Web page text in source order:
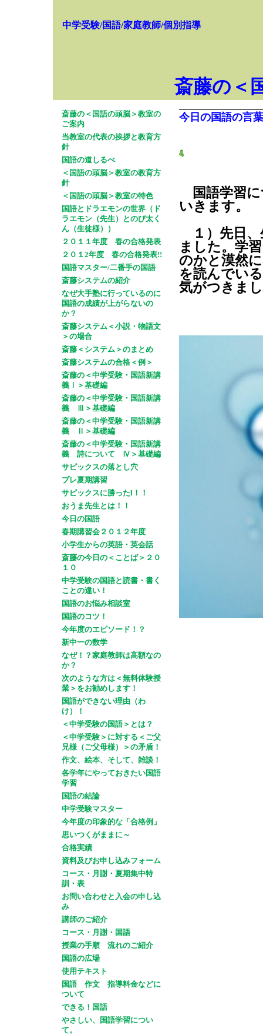
中学受験/国語/家庭教師/個別指導
斎藤の＜
斎藤の＜国語の頭脳＞教室の
ご案内
当教室の代表の挨拶と教育方
針
国語の道しるべ
＜国語の頭脳＞教室の教育方
針
＜国語の頭脳＞教室の特色
国語とドラエモンの世界（ド
ラエモン（先生）とのび太く
ん（生徒様））
２０１１年度 春の合格発表
２０１2年度 春の合格発表!!
国語マスター/二番手の国語
斎藤システムの紹介
なぜ大手塾に行っているのに
国語の成績が上がらないの
か？
斎藤システム＜小説・物語文
＞の場合
斎藤＜システム＞のまとめ
斎藤システムの合格＜例＞
斎藤の＜中学受験・国語新講
義Ⅰ＞基礎編
斎藤の＜中学受験・国語新講
義 Ⅲ＞基礎編
斎藤の＜中学受験・国語新講
義 Ⅱ＞基礎編
斎藤の＜中学受験・国語新講
義 詩について Ⅳ＞基礎編
サピックスの落とし穴
プレ夏期講習
サピックスに勝ったl！！
おうま先生とは！！
今日の国語
春期講習会２０１２年度
小学生からの英語・英会話
斎藤の今日の＜ことば＞２０
１０
中学受験の国語と読書・書く
ことの違い！
国語のお悩み相談室
国語のコツ！
今年度のエピソード！？
新中一の数学
なぜ！？家庭教師は高額なの
か？
次のような方は＜無料体験授
業＞をお勧めします！
国語ができない理由（わ
け）！
＜中学受験の国語＞とは？
＜中学受験＞に対する＜ご父
兄様（ご父母様）＞の矛盾！
作文、絵本、そして、雑談！
各学年にやっておきたい国語
学習
国語の結論
中学受験マスター
今年度の印象的な「合格例」
思いつくがままに～
合格実績
資料及びお申し込みフォーム
コース・月謝・夏期集中特
訓・表
お問い合わせと入会の申し込
み
講師のご紹介
コース・月謝・国語
授業の手順 流れのご紹介
国語の広場
使用テキスト
国語 作文 指導料金などに
ついて
できる！国語
やさしい、国語学習につい
て。
今日の国語の言
国語学習
いきます。
１）先日、
ました。学
のかと漠然
を読んでい
気がつきま